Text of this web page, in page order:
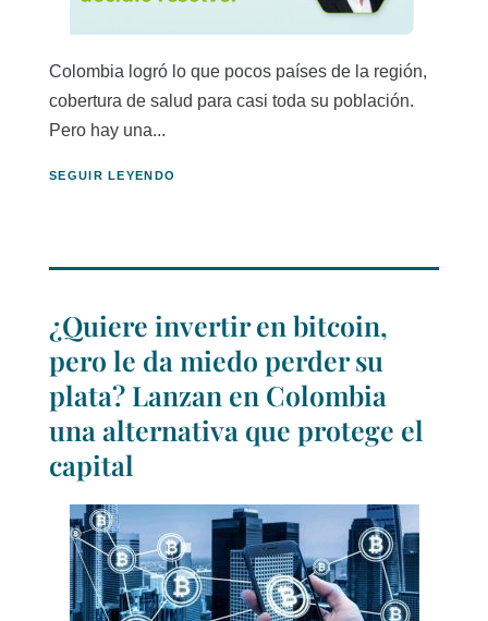
Colombia logró lo que pocos países de la región,
cobertura de salud para casi toda su población.
Pero hay una...
SEGUIR LEYENDO
¿Quiere invertir en bitcoin,
pero le da miedo perder su
plata? Lanzan en Colombia
una alternativa que protege el
capital